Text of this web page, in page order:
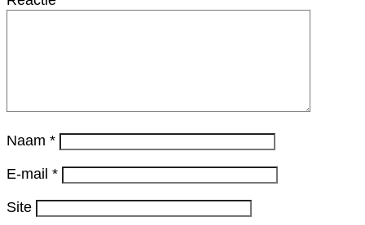
Naam *
E-mail *
Site